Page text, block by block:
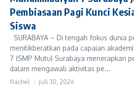
Pembiasaan Pagi Kunci
Siswa
SURABAYA – Di tengah fokus dunia
menitikberatkan pada capaian
7 (SMP Mutu) Surabaya menerapkan
dalam mengawali aktivitas pe...
Rachel Juli 30, 2026